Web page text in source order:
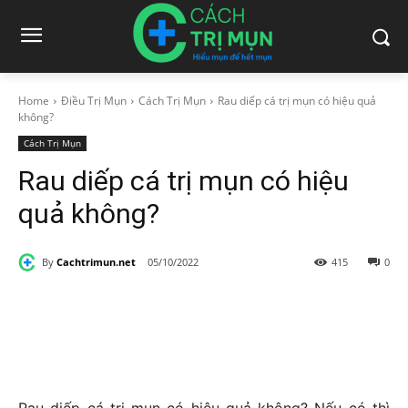
Home Điều Trị Mụn Cách Trị Mụn
Rau diếp cá trị mụn có hiệu quả
không?
Cách Trị Mụn
Rau diếp cá trị mụn có hiệu
quả không?
By Cachtrimun.net 05/10/2022 0
415